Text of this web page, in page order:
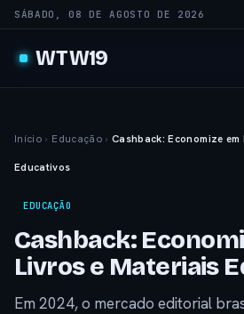
SÁBADO, 08 DE AGOSTO DE 2026
WTW19
Início › Educação › Cashback: Economize
Educativos
EDUCAÇÃO
Cashback:
Livros e Materiais
Em 2024, o mercado editorial